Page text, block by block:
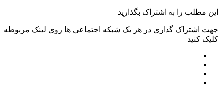
مطلب را به اشتراک بگذارید
اشتراک گذاری در هر یک شبکه اجتماعی ها روی لینک مربوطه
کنید